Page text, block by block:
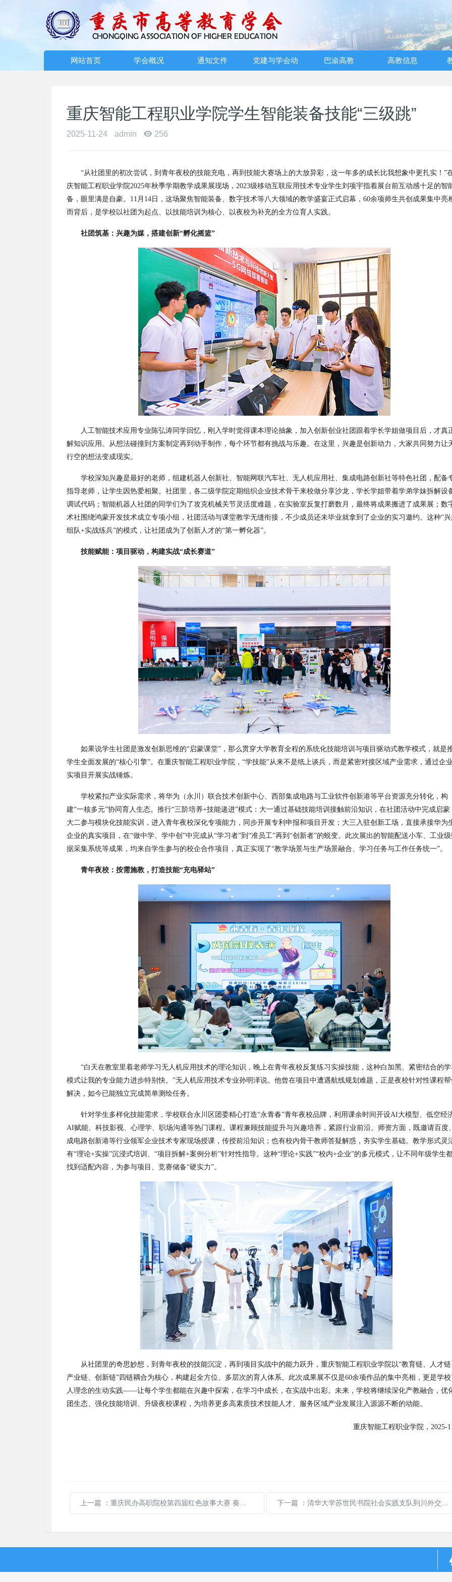
网站首页 学会概况 通知文件 党建与学会动 巴渝高教 高教信息
重庆智能工程职业学院学生智能装备技能“三级跳”
2025-11-24 admin 256
“从社团里的初次尝试，到青年夜校的技能充电，再到技能大赛场上的大放异彩，这一年多的成长比我想象中更扎实！ ”
庆智能工程职业学院2025年秋季学期教学成果展现场， 2023级移动互联应用技术专业学生刘项宇指着展台前互动感十足的智
备，眼里满是自豪。 11 月 14 日，这场聚焦智能装备、数字技术等八大领域的教学盛宴正式启幕， 60余项师生共创成果集中亮
而背后，是学校以社团为起点、以技能培训为核心、以夜校为补充的全方位育人实践。
社团筑基：兴趣为媒，搭建创新“孵化摇篮”
人工智能技术应用专业陈弘涛同学回忆，刚入学时觉得课本理论抽象，加入创新创业社团跟着学长学姐做项目后，才真
解知识应用。从想法碰撞到方案制定再到动手制作，每个环节都有挑战与乐趣。在这里，兴趣是创新动力，大家共同努力让
行空的想法变成现实。
学校深知兴趣是最好的老师， 组建机器人创新社、智能网联汽车社、无人机应用社、集成电路创新社等特色社团， 配备
指导老师，让学生因热爱相聚。社团里，各二级学院定期组织企业技术骨干来校做分享沙龙，学长学姐带着学弟学妹拆解设
调试代码；智能机器人社团的同学们为了攻克机械关节灵活度难题，在实验室反复打磨数月，最终将成果搬进了成果展；数
术社围绕鸿蒙开发技术成立专项小组，社团活动与课堂教学无缝衔接，不少成员还未毕业就拿到了企业的实习邀约。这种“
组队+实战练兵”的模式，让社团成为了创新人才的“第一孵化器”。
技能赋能：项目驱动，构建实战“成长赛道”
如果说学生社团是激发创新思维的“启蒙课堂” ，那么贯穿大学教育全程的系统化技能培训与项目驱动式教学模式，就是
学生全面发展的“核心引擎”。在重庆智能工程职业学院， “学技能”从来不是纸上谈兵，而是紧密对接区域产业需求，通过企
实项目开展实战锤炼。
学校紧扣产业实际需求，将华为（永川）联合技术创新中心、西部集成电路与工业软件创新港等平台资源充分转化，构
建“一核多元”协同育人生态。推行“三阶培养+技能递进”模式：大一通过基础技能培训接触前沿知识，在社团活动中完成启蒙
大二参与模块化技能实训，进入青年夜校深化专项能力，同步开展专利申报和项目开发；大三入驻创新工场，直接承接华为
企业的真实项目，在“做中学、学中创 ”中完成从“学习者”到 “准员工”再到 “创新者”的蜕变。此次展出的智能配送小车、工业级
据采集系统等成果，均来自学生参与的校企合作项目，真正实现了“教学场景与生产场景融合、学习任务与工作任务统一”。
青年夜校：按需施教，打造技能“充电驿站”
“白天在教室里着老师学习无人机应用技术的理论知识，晚上在青年夜校反复练习实操技能，这种白加黑、紧密结合的学
模式让我的专业能力进步特别快。 ”无人机应用技术专业孙明泽说。他曾在项目中遭遇航线规划难题，正是夜校针对性课程
解决，如今已能独立完成简单测绘任务。
针对学生多样化技能需求，学校联合永川区团委精心打造“永青春”青年夜校品牌，利用课余时间开设AI大模型、低空经
AI赋能、科技影视、心理学、职场沟通等热门课程。课程兼顾技能提升与兴趣培养，紧跟行业前沿。师资方面，既邀请百度
成电路创新港等行业领军企业技术专家现场授课，传授前沿知识；也有校内骨干教师答疑解惑，夯实学生基础。教学形式灵
有“理论+实操”沉浸式培训、 “项目拆解+案例分析”针对性指导。这种“理论+实践”“校内+企业”的多元模式，让不同年级学生
找到适配内容，为参与项目、竞赛储备“硬实力”。
从社团里的奇思妙想，到青年夜校的技能沉淀，再到项目实战中的能力跃升，重庆智能工程职业学院以“教育链、人才链
产业链、创新链”四链耦合为核心，构建起全方位、多层次的育人体系。此次成果展不仅是60余项作品的集中亮相，更是学校
人理念的生动实践——让每个学生都能在兴趣中探索，在学习中成长，在实战中出彩。未来，学校将继续深化产教融合，优
团生态、强化技能培训、升级夜校课程，为培养更多高素质技术技能人才、服务区域产业发展注入源源不断的动能。
重庆智能工程职业学院， 2025-
上一篇 ：重庆民办高职院校第四届红色故事大赛 奏响“思政教育+故事宣讲”立德树人乐章 下一篇 ：清华大学苏世民书院社会实践支队到川外交流座谈